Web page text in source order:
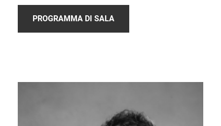
PROGRAMMA DI SALA